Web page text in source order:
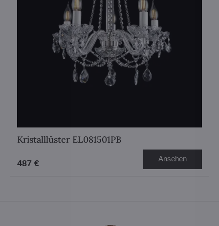
Kristalllüster EL081501PB
487 € Ansehen